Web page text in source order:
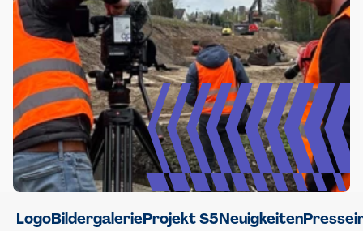
LogoBildergalerieProjekt S5Neuigkeiten